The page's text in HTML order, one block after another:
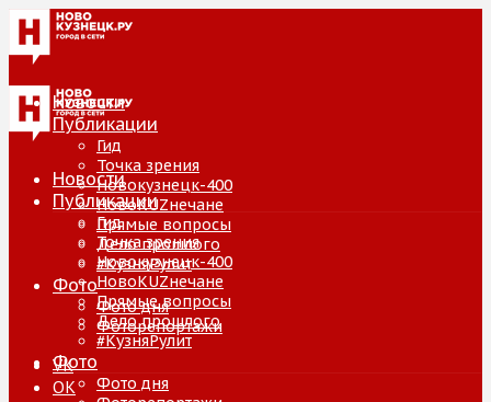
Новости
Публикации
Гид
Точка зрения
Новокузнецк-400
НовоKUZнечане
Прямые вопросы
Дело прошлого
#КузняРулит
Фото
Фото дня
Фоторепортажи
VK
ОК
Новости
Публикации
Гид
Точка зрения
Новокузнецк-400
НовоKUZнечане
Прямые вопросы
Дело прошлого
#КузняРулит
Фото
Фото дня